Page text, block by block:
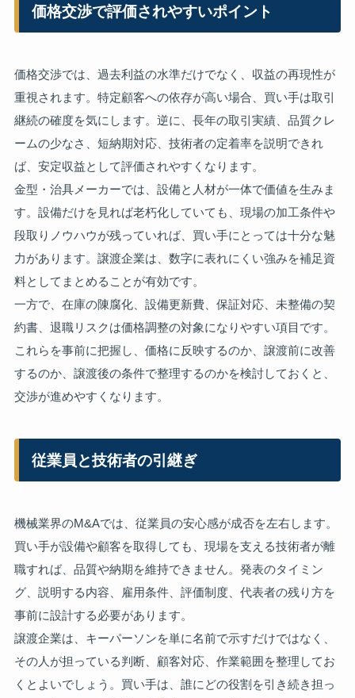
価格交渉で評価されやすいポイント
価格交渉では、過去利益の水準だけでなく、収益の再現性が
重視されます。特定顧客への依存が高い場合、買い手は取引
継続の確度を気にします。逆に、長年の取引実績、品質クレ
ームの少なさ、短納期対応、技術者の定着率を説明できれ
ば、安定収益として評価されやすくなります。
金型・治具メーカーでは、設備と人材が一体で価値を生みま
す。設備だけを見れば老朽化していても、現場の加工条件や
段取りノウハウが残っていれば、買い手にとっては十分な魅
力があります。譲渡企業は、数字に表れにくい強みを補足資
料としてまとめることが有効です。
一方で、在庫の陳腐化、設備更新費、保証対応、未整備の契
約書、退職リスクは価格調整の対象になりやすい項目です。
これらを事前に把握し、価格に反映するのか、譲渡前に改善
するのか、譲渡後の条件で整理するのかを検討しておくと、
交渉が進めやすくなります。
従業員と技術者の引継ぎ
機械業界のM&Aでは、従業員の安心感が成否を左右します。
買い手が設備や顧客を取得しても、現場を支える技術者が離
職すれば、品質や納期を維持できません。発表のタイミン
グ、説明する内容、雇用条件、評価制度、代表者の残り方を
事前に設計する必要があります。
譲渡企業は、キーパーソンを単に名前で示すだけではなく、
その人が担っている判断、顧客対応、作業範囲を整理してお
くとよいでしょう。買い手は、誰にどの役割を引き続き担っ